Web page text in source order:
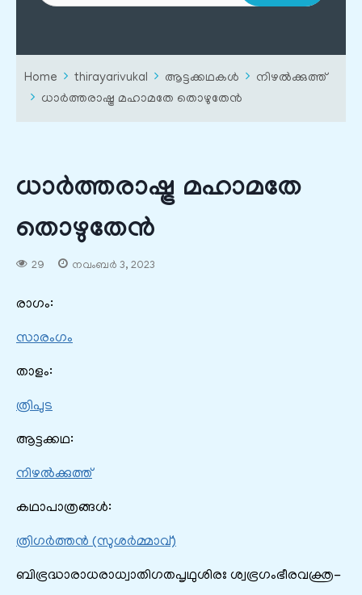
Home thirayarivukal ആട്ടക്കഥകൾ
നിഴൽക്കുത്ത്
ധാർത്തരാഷ്ട്ര മഹാമതേ തൊഴുതേൻ
ധാർത്തരാഷ്ട്ര മഹാമതേ
തൊഴുതേൻ
29 നവംബർ 3, 2023
രാഗം:
സാരംഗം
താളം:
ത്രിപുട
ആട്ടക്കഥ:
നിഴൽക്കുത്ത്
കഥാപാത്രങ്ങൾ:
ത്രിഗർത്തൻ (സുശർമ്മാവ്)
ബിഭ്രദ്ധാരാധരാധ്വാതിഗതപൃഥുശിരഃ ശ്വഭ്രഗംഭീരവക്ത്ര-